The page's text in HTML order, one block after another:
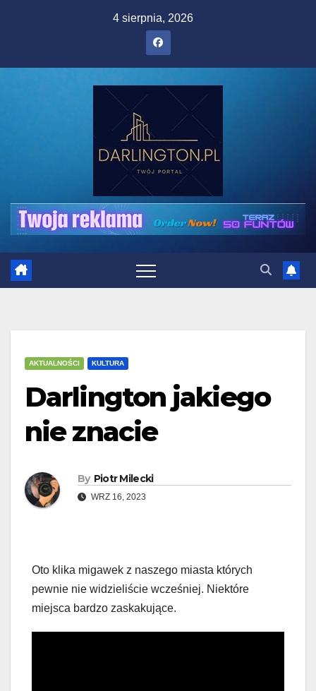
4 sierpnia, 2026
AKTUALNOŚCI KULTURA
Darlington jakiego
nie znacie
By Piotr Milecki
WRZ 16, 2023
Oto klika migawek z naszego miasta których
pewnie nie widzieliście wcześniej. Niektóre
miejsca bardzo zaskakujące.